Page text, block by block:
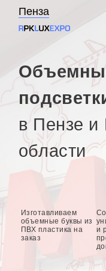
Пенза
УСЛУГИ
НАШИ
АКЦИИ
О КОМПАНИИ
в Пензе и
области
Изготавливаем
объемные буквы из
ПВХ пластика на
заказ
и